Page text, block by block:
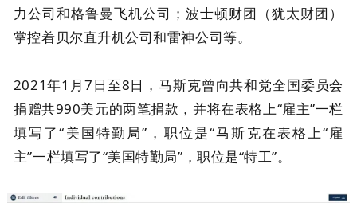
力公司和格鲁曼飞机公司；波士顿财团（犹太财团）
掌控着贝尔直升机公司和雷神公司等。
2021年1月7日至8日，马斯克曾向共和党全国委员会
捐赠共990美元的两笔捐款，并将在表格上“雇主”一栏
填写了“美国特勤局”，职位是“马斯克在表格上“雇
主”一栏填写了“美国特勤局”，职位是“特工”。